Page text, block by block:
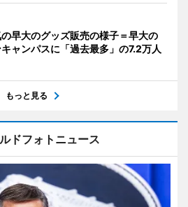
早大のグッズ販売の様子＝早大の
ャンパスに「過去最多」の7.2万人
もっと見る
ドフォトニュース